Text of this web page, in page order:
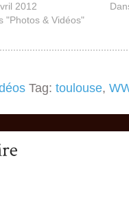
2012
"Photos & Vidéos"
Tag: toulouse,